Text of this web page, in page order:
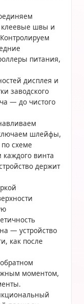
клеевые швы и
питания,
дисплея и
заводского
— до чистого
шлейфы,
схеме
винта
держит
— устройство
как после
моментом,